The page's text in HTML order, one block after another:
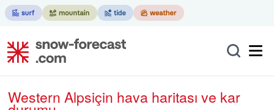
Western Alpsiçin hava haritası ve kar